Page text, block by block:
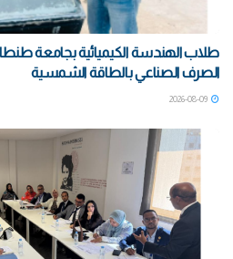
طلاب الهندسة الكيميائية بجامعة طنطا
الصرف الصناعي بالطاقة الشمسية
2026-08-09